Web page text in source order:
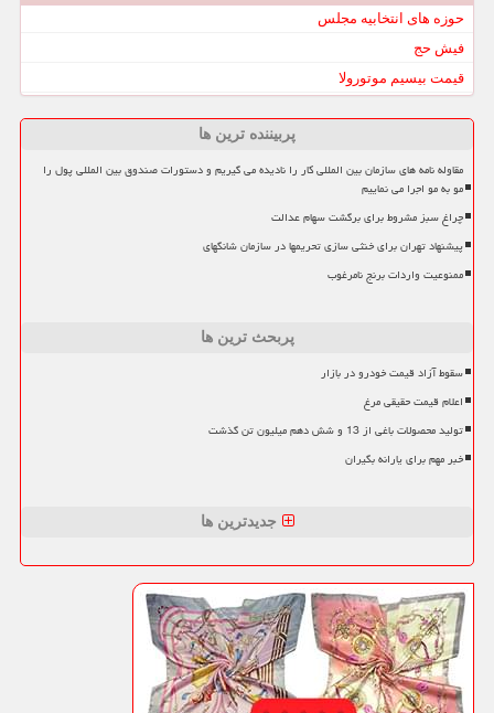
حوزه های انتخابیه مجلس
فیش حج
قیمت بیسیم موتورولا
پربیننده ترین ها
مقاوله نامه های سازمان بین المللی کار را نادیده می گیریم و دستورات صندوق بین المللی پول را
مو به مو اجرا می نماییم
چراغ سبز مشروط برای برگشت سهام عدالت
پیشنهاد تهران برای خنثی سازی تحریمها در سازمان شانگهای
ممنوعیت واردات برنج نامرغوب
پربحث ترین ها
سقوط آزاد قیمت خودرو در بازار
اعلام قیمت حقیقی مرغ
تولید محصولات باغی از 13 و شش دهم میلیون تن گذشت
خبر مهم برای یارانه بگیران
جدیدترین ها